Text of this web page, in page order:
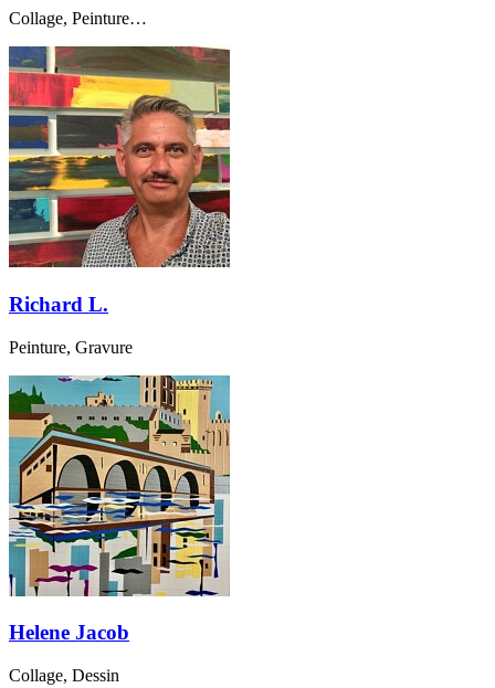
Collage, Peinture…
Richard L.
Peinture, Gravure
Helene Jacob
Collage, Dessin